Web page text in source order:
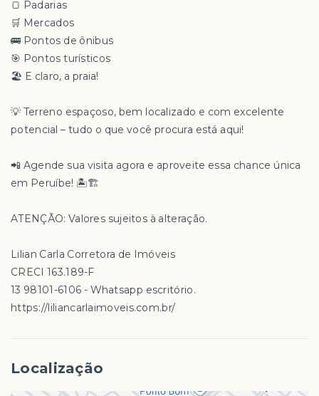
🍞 Padarias
🛒 Mercados
🚌 Pontos de ônibus
🎯 Pontos turísticos
🏖️ E claro, a praia!
💡 Terreno espaçoso, bem localizado e com excelente
potencial – tudo o que você procura está aqui!
📲 Agende sua visita agora e aproveite essa chance única
em Peruíbe! 🏝️🏗️
ATENÇÃO: Valores sujeitos à alteração.
Lilian Carla Corretora de Imóveis
CRECI 163.189-F
13 98101-6106 - Whatsapp escritório.
https://liliancarlaimoveis.com.br/
Localização